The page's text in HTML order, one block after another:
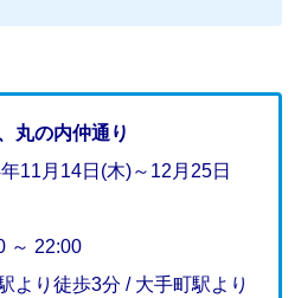
丸の内仲通り
11月14日(木)～12月25日
～ 22:00
より徒歩3分 / 大手町駅より